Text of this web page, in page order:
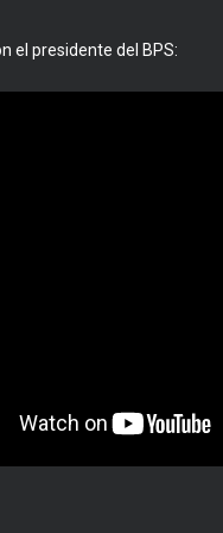
el presidente del BPS: